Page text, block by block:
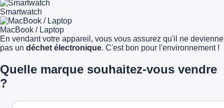
Smartwatch
MacBook / Laptop
En vendant votre appareil, vous vous assurez qu'il ne devienne
pas un déchet électronique. C'est bon pour l'environnement !
Quelle marque souhaitez-vous vendre
?